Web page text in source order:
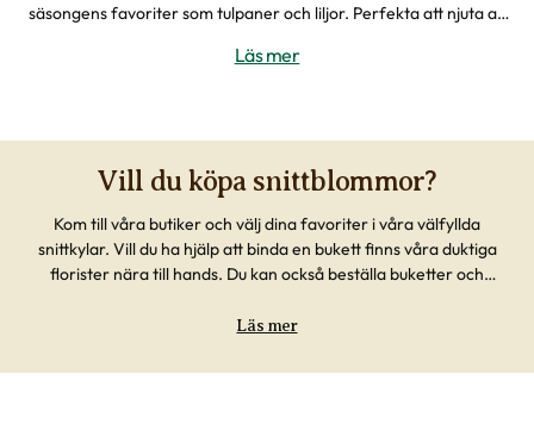
säsongens favoriter som tulpaner och liljor. Perfekta att njuta av
Sortimentet på sidan visar bara en liten del av vad vi erbjuder – i
Läs mer
Vill du köpa snittblommor?
Kom till våra butiker och välj dina favoriter i våra välfyllda
snittkylar. Vill du ha hjälp att binda en bukett finns våra duktiga
florister nära till hands. Du kan också beställa buketter och
sorgbinderier.
Läs mer